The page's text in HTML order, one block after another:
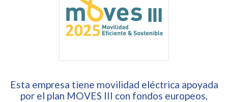
Esta empresa tiene movilidad eléctrica apoyada
por el plan MOVES III con fondos europeos,